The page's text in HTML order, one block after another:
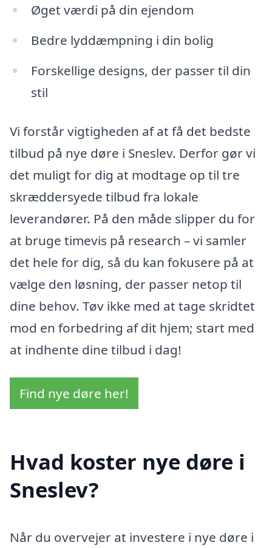
Øget værdi på din ejendom
Bedre lyddæmpning i din bolig
Forskellige designs, der passer til din
stil
Vi forstår vigtigheden af at få det bedste
tilbud på nye døre i Sneslev. Derfor gør vi
det muligt for dig at modtage op til tre
skræddersyede tilbud fra lokale
leverandører. På den måde slipper du for
at bruge timevis på research – vi samler
det hele for dig, så du kan fokusere på at
vælge den løsning, der passer netop til
dine behov. Tøv ikke med at tage skridtet
mod en forbedring af dit hjem; start med
at indhente dine tilbud i dag!
Find nye døre her!
Hvad koster nye døre i
Sneslev?
Når du overvejer at investere i nye døre i